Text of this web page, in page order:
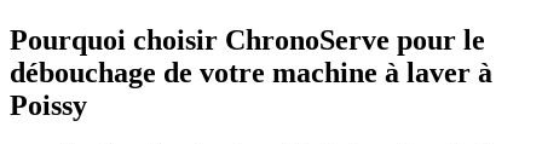
Pourquoi choisir ChronoServe pour le
débouchage de votre machine à laver à
Poissy